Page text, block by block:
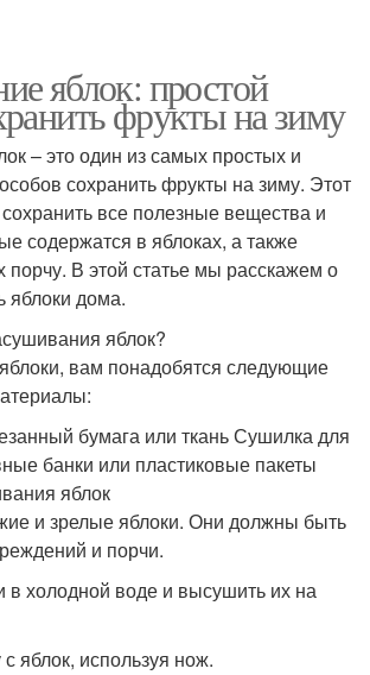
яблок: простой
фрукты на зиму
– это один из самых простых и
сохранить фрукты на зиму. Этот
все полезные вещества и
содержатся в яблоках, а также
порчу. В этой статье мы расскажем о
яблоки дома.
яблок?
вам понадобятся следующие
бумага или ткань Сушилка для
банки или пластиковые пакеты
яблок
и зрелые яблоки. Они должны быть
и порчи.
в холодной воде и высушить их на
яблок, используя нож.